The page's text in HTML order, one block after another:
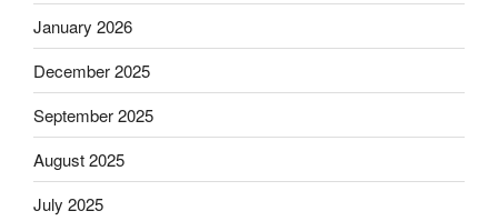
January 2026
December 2025
September 2025
August 2025
July 2025